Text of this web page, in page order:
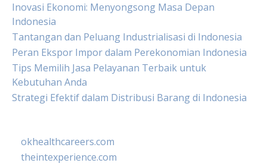
Inovasi Ekonomi: Menyongsong Masa Depan
Indonesia
Tantangan dan Peluang Industrialisasi di Indonesia
Peran Ekspor Impor dalam Perekonomian Indonesia
Tips Memilih Jasa Pelayanan Terbaik untuk
Kebutuhan Anda
Strategi Efektif dalam Distribusi Barang di Indonesia
okhealthcareers.com
theintexperience.com